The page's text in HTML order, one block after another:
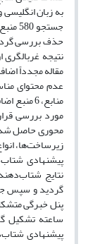
به زبان
حذف بررسی
مقاله مجدداً
عدم محتوای
محوری حاصل شد
زیرساخت‌ها،
پیشنهادی
نتایج
گردید و سپس
ساعته تشکیل
پیشنهادی